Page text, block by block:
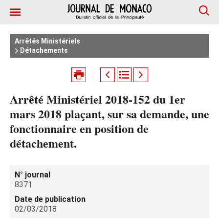
Arrêtés Ministériels
Détachements
Arrêté Ministériel 2018-152 du 1er
mars 2018 plaçant, sur sa demande, une
fonctionnaire en position de
détachement.
N° journal
8371
Date de publication
02/03/2018